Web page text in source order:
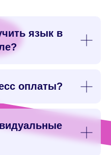
язык в
оплаты?